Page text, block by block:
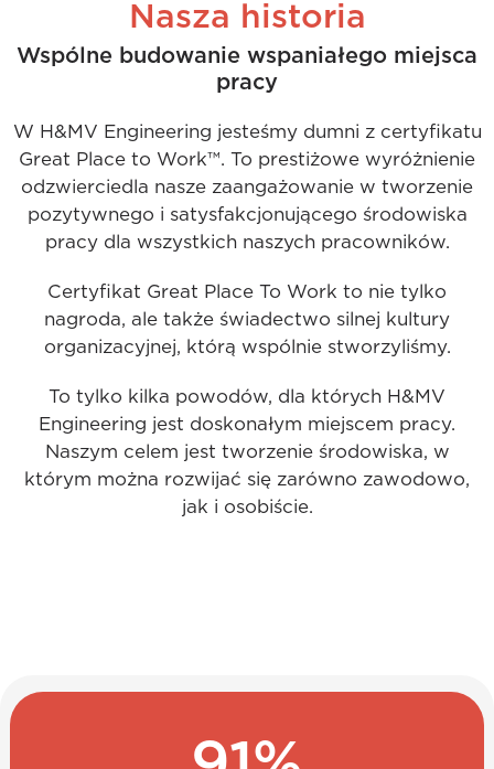
Nasza historia
Wspólne budowanie wspaniałego miejsca
pracy
W H&MV Engineering jesteśmy dumni z certyfikatu
Great Place to Work™. To prestiżowe wyróżnienie
odzwierciedla nasze zaangażowanie w tworzenie
pozytywnego i satysfakcjonującego środowiska
pracy dla wszystkich naszych pracowników.
Certyfikat Great Place To Work to nie tylko
nagroda, ale także świadectwo silnej kultury
organizacyjnej, którą wspólnie stworzyliśmy.
To tylko kilka powodów, dla których H&MV
Engineering jest doskonałym miejscem pracy.
Naszym celem jest tworzenie środowiska, w
którym można rozwijać się zarówno zawodowo,
jak i osobiście.